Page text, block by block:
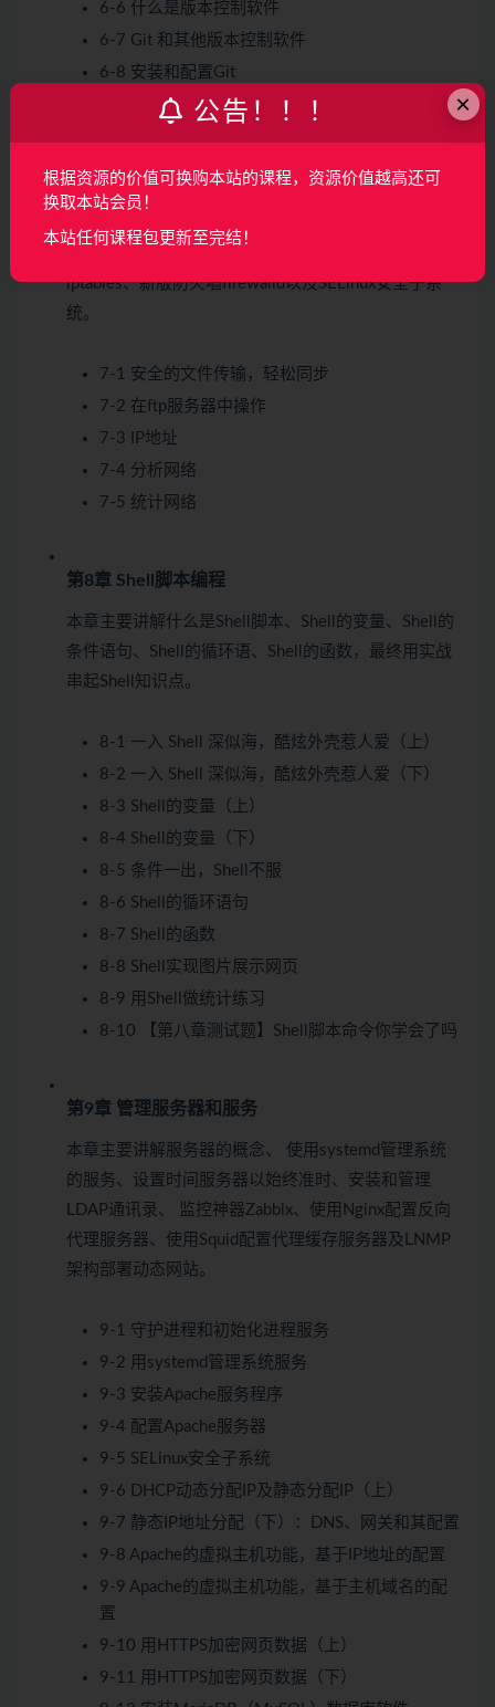
6-6 什么是版本控制软件
6-7 Git 和其他版本控制软件
6-8 安装和配置Git
6-9 Github和其他代码托管平台
第7章 网络和安全
iptables、新版防火墙firewalld以及SELinux安全子系
统。
7-1 安全的文件传输，轻松同步
7-2 在ftp服务器中操作
7-3 IP地址
7-4 分析网络
7-5 统计网络
第8章 Shell脚本编程
本章主要讲解什么是Shell脚本、Shell的变量、Shell的
条件语句、Shell的循环语、Shell的函数，最终用实战
串起Shell知识点。
8-1 一入 Shell 深似海，酷炫外壳惹人爱（上）
8-2 一入 Shell 深似海，酷炫外壳惹人爱（下）
8-3 Shell的变量（上）
8-4 Shell的变量（下）
8-5 条件一出，Shell不服
8-6 Shell的循环语句
8-7 Shell的函数
8-8 Shell实现图片展示网页
8-9 用Shell做统计练习
8-10 【第八章测试题】Shell脚本命令你学会了吗
第9章 管理服务器和服务
本章主要讲解服务器的概念、 使用systemd管理系统
的服务、设置时间服务器以始终准时、安装和管理
LDAP通讯录、 监控神器Zabbix、使用Nginx配置反向
代理服务器、使用Squid配置代理缓存服务器及LNMP
架构部署动态网站。
9-1 守护进程和初始化进程服务
9-2 用systemd管理系统服务
9-3 安装Apache服务程序
9-4 配置Apache服务器
9-5 SELinux安全子系统
9-6 DHCP动态分配IP及静态分配IP（上）
9-7 静态IP地址分配（下）：DNS、网关和其配置
9-8 Apache的虚拟主机功能，基于IP地址的配置
9-9 Apache的虚拟主机功能，基于主机域名的配
置
9-10 用HTTPS加密网页数据（上）
9-11 用HTTPS加密网页数据（下）
×
公告！！！
根据资源的价值可换购本站的课程，资源价值越高还可
换取本站会员！
本站任何课程包更新至完结！